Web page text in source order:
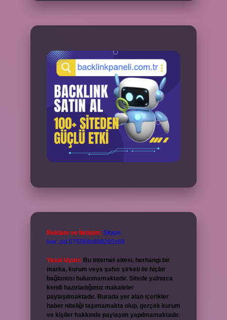
Reklam ve İletişim: Skype:
live:.cid.575569c608265c69
Yasal Uyarı: Bu internet sitesi, herhangi bir
marka, kurum veya şahıs şirketi ile hiçbir
bağlantısı bulunmamaktadır. Sitede yalnızca
kendi hazırladığımız makaleler
paylaşılmaktadır. Burada yer alan içerikler
haber niteliği taşımamakta olup, gerçek kurum
ve kişiler hakkında paylaşım yapılmamaktadır.